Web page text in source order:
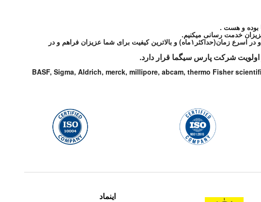
خدمت رسانی میکنیم.
شرکت پارس سیگما مواد آزمایشگاهی و تحقیقاتی مورد درخواست شما از شرکتهای معتبر دنیا را با شرایط مطلوب و قیمت رقابتی و در اسرع زمان(حداکثر۱ماه) و بالاترین کیفیت برای شما عزیزان فراهم و در
اولویت شرکت پارس سیگما قرار دارد.
BASF, Sigma, Aldrich, merck, millipore, abcam, thermo Fisher
اینماد